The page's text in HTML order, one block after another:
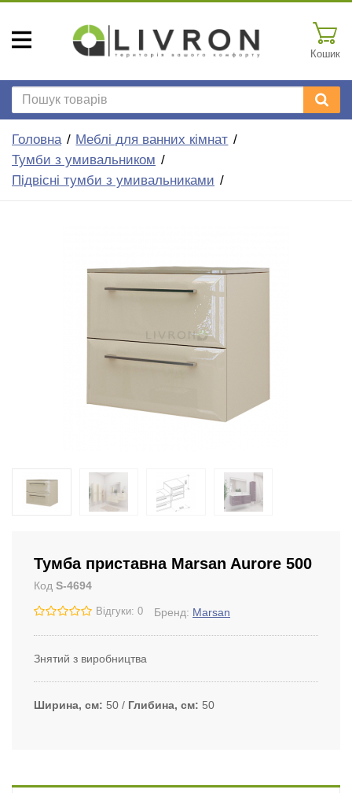
Кошик
Головна
Меблі для ванних кімнат
Тумби з умивальником
Підвісні тумби з умивальниками
Тумба приставна Marsan Aurore 500
Код S-4694
Відгуки: 0 Бренд: Marsan
Знятий з виробництва
Ширина, см 50 Глибина, см 50